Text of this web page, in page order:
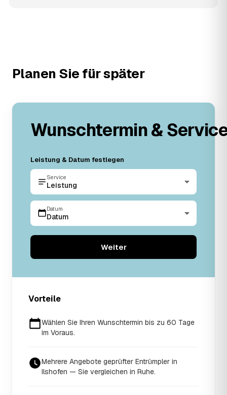
Planen Sie für später
Wunschtermin &
Leistung & Datum festlegen
Service
Leistung
Datum
Datum
Weiter
Vorteile
Wählen Sie Ihren Wunschtermin bis zu 60 Tage
im Voraus.
Mehrere Angebote geprüfter Entrümpler in
Ilshofen — Sie vergleichen in Ruhe.